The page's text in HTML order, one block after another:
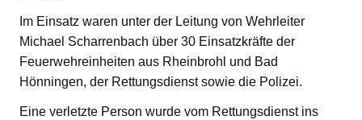
Im Einsatz waren unter der Leitung von Wehrleiter
Michael Scharrenbach über 30 Einsatzkräfte der
Feuerwehreinheiten aus Rheinbrohl und Bad
Hönningen, der Rettungsdienst sowie die Polizei.
Eine verletzte Person wurde vom Rettungsdienst ins